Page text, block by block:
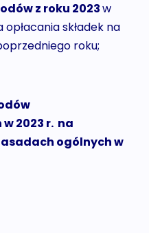
z roku 2023w
składek na
roku;
2023 r. na
ogólnych w